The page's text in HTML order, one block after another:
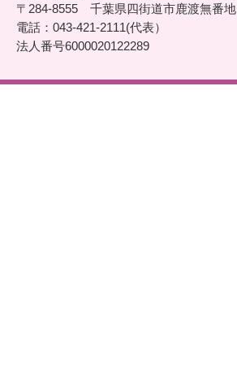
〒284-8555 千葉県四街道市鹿渡無番地
電話：043-421-2111(代表）
法人番号6000020122289